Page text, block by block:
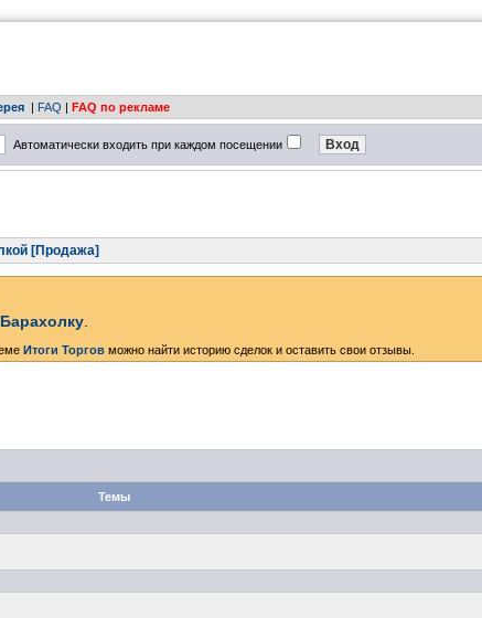
| FAQ | FAQ по рекламе
Автоматически входить при каждом посещении
[Продажа]
.
Итоги Торгов можно найти историю сделок и оставить свои отзывы.
Темы